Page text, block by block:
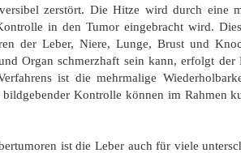
zerstört. Die Hitze wird durch eine
in den Tumor eingebracht wird.
der Leber, Niere, Lunge, Brust und
Organ schmerzhaft sein kann, erfolgt
ist die mehrmalige
Kontrolle können im Rahmen
ist die Leber auch für viele